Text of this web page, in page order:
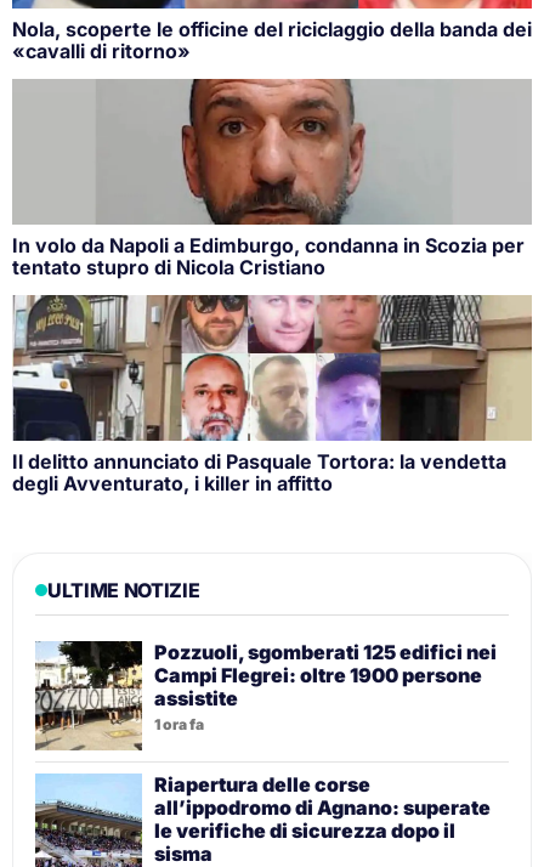
Nola, scoperte le officine del riciclaggio della banda dei
«cavalli di ritorno»
In volo da Napoli a Edimburgo, condanna in Scozia per
tentato stupro di Nicola Cristiano
Il delitto annunciato di Pasquale Tortora: la vendetta
degli Avventurato, i killer in affitto
ULTIME NOTIZIE
Pozzuoli, sgomberati 125 edifici nei
Campi Flegrei: oltre 1900 persone
assistite
1 ora fa
Riapertura delle corse
all’ippodromo di Agnano: superate
le verifiche di sicurezza dopo il
sisma